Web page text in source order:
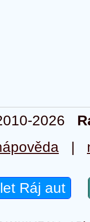
2026
|
Ráj aut